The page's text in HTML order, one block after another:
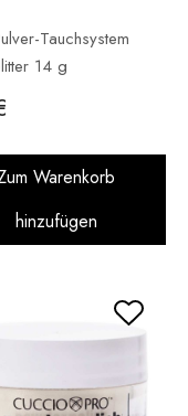
Tauchsystem
14 g
Warenkorb
hinzufügen